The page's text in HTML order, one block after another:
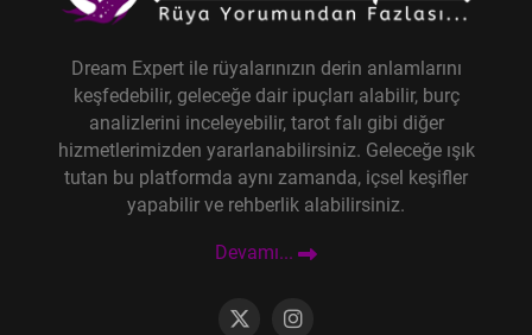
Dream Expert ile rüyalarınızın derin anlamlarını
keşfedebilir, geleceğe dair ipuçları alabilir, burç
analizlerini inceleyebilir, tarot falı gibi diğer
hizmetlerimizden yararlanabilirsiniz. Geleceğe ışık
tutan bu platformda aynı zamanda, içsel keşifler
yapabilir ve rehberlik alabilirsiniz.
Devamı...